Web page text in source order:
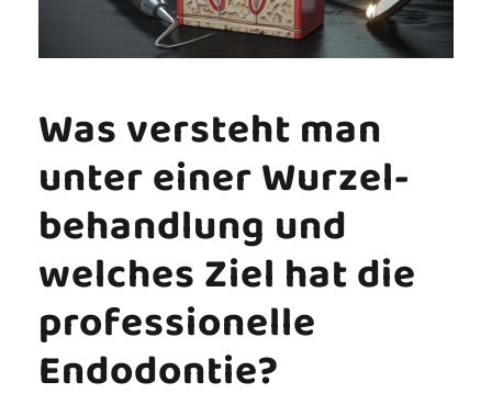
Was versteht man
unter einer Wurzel­
behandlung und
welches Ziel hat die
professionelle
Endodontie?